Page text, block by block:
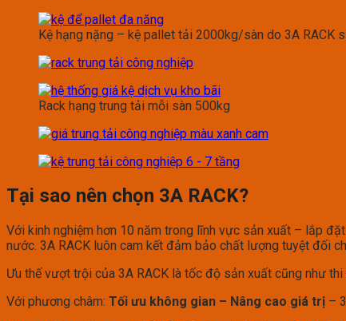
Kệ hạng nặng – kệ pallet tải 2000kg/sàn do 3A RACK
Rack hạng trung tải mỗi sàn 500kg
Tại sao nên chọn 3A RACK?
Với kinh nghiệm hơn 10 năm trong lĩnh vực sản xuất – lắp
nước. 3A RACK luôn cam kết đảm bảo chất lượng tuyệt đối
Ưu thế vượt trội của 3A RACK là tốc độ sản xuất cũng như
Với phương châm: Tối ưu không gian – Nâng cao giá trị –